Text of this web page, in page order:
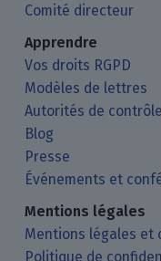
Comité directeur
Apprendre
Vos droits RGPD
Modèles de lettres
Autorités de contrôle
Blog
Presse
Événements et
Mentions légales
Mentions légales et
Politique de